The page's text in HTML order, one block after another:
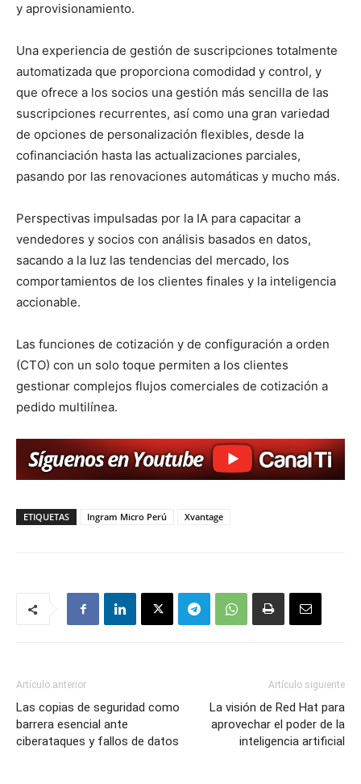
y aprovisionamiento.
Una experiencia de gestión de suscripciones totalmente
automatizada que proporciona comodidad y control, y
que ofrece a los socios una gestión más sencilla de las
suscripciones recurrentes, así como una gran variedad
de opciones de personalización flexibles, desde la
cofinanciación hasta las actualizaciones parciales,
pasando por las renovaciones automáticas y mucho más.
Perspectivas impulsadas por la IA para capacitar a
vendedores y socios con análisis basados en datos,
sacando a la luz las tendencias del mercado, los
comportamientos de los clientes finales y la inteligencia
accionable.
Las funciones de cotización y de configuración a orden
(CTO) con un solo toque permiten a los clientes
gestionar complejos flujos comerciales de cotización a
pedido multilínea.
ETIQUETAS Ingram Micro Perú Xvantage
Artículo anterior
Las copias de seguridad como
barrera esencial ante
ciberataques y fallos de datos
Artículo siguiente
La visión de Red Hat para
aprovechar el poder de la
inteligencia artificial